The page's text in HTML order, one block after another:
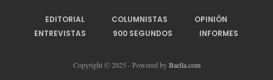
EDITORIAL COLUMNISTAS
OPINIÓN
ENTREVISTAS
900 SEGUNDOS INFORMES
Copyright © 2025 - Powered byBaella.com